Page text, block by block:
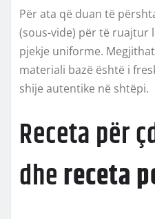
Për ata që duan të
(sous-vide) për të ruajtur
pjekje uniforme.
materiali bazë është i
shije autentike në shtëpi.
Receta për
dhereceta